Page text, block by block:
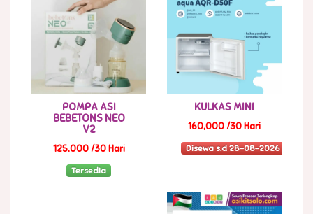
POMPA ASI
BEBETONS NEO
V2
125,000 /30 Hari
Tersedia
KULKAS MINI
160,000 /30 Hari
Disewa s.d 28-08-2026